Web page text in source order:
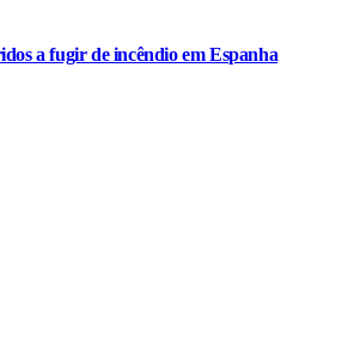
a fugir de incêndio em Espanha